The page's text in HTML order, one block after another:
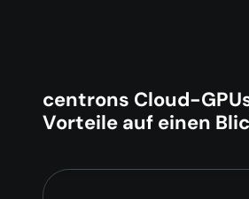
centrons Cloud-
Vorteile auf einen